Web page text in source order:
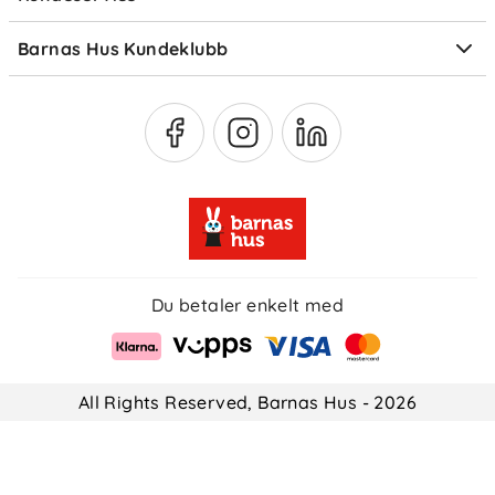
Barnas Hus Kundeklubb
Medlemsvilkår
Du betaler enkelt med
All Rights Reserved, Barnas Hus - 2026